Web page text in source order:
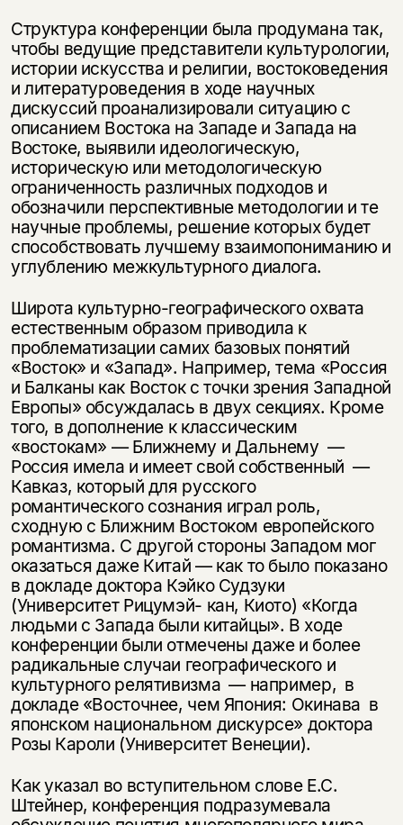
Структура конференции была продумана так,
чтобы ведущие представители культурологии,
истории искусства и религии, востоковедения
и литературоведения в ходе научных
дискуссий проанализировали ситуацию с
описанием Востока на Западе и Запада на
Востоке, выявили идеологическую,
историческую или методологическую
ограниченность различных подходов и
обозначили перспективные методологии и те
научные проблемы, решение которых будет
способствовать лучшему взаимопониманию и
углублению межкультурного диалога.
Широта культурно-географического охвата
естественным образом приводила к
проблематизации самих базовых понятий
«Восток» и «Запад». Например, тема «Россия
и Балканы как Восток с точки зрения Западной
Европы» обсуждалась в двух секциях. Кроме
того, в дополнение к классическим
«востокам» — Ближнему и Дальнему —
Россия имела и имеет свой собственный —
Кавказ, который для русского
романтического сознания играл роль,
сходную с Ближним Востоком европейского
романтизма. С другой стороны Западом мог
оказаться даже Китай — как то было показано
в докладе доктора Кэйко Судзуки
(Университет Рицумэй- кан, Киото) «Когда
людьми с Запада были китайцы». В ходе
конференции были отмечены даже и более
радикальные случаи географического и
культурного релятивизма — например, в
докладе «Восточнее, чем Япония: Окинава в
японском национальном дискурсе» доктора
Розы Кароли (Университет Венеции).
Как указал во вступительном слове Е.С.
Штейнер, конференция подразумевала